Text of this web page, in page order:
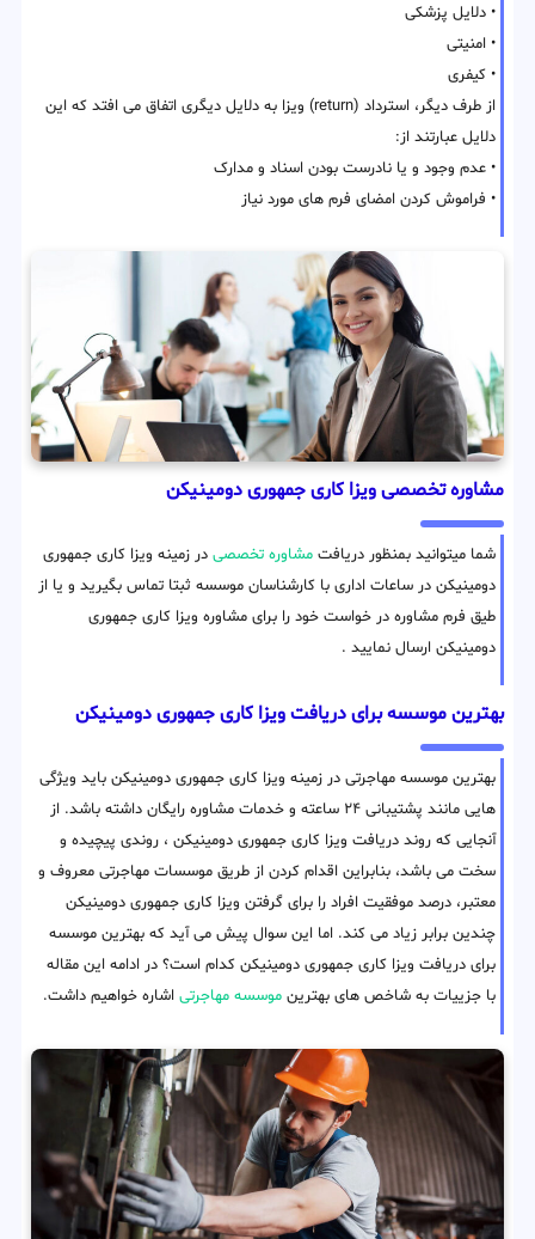
• دلایل پزشکی
• امنیتی
• کیفری
از طرف دیگر، استرداد (return) ویزا به دلایل دیگری اتفاق می افتد که این
دلایل عبارتند از:
• عدم وجود و یا نادرست بودن اسناد و مدارک
• فراموش کردن امضای فرم های مورد نیاز
مشاوره تخصصی ویزا کاری جمهوری دومینیکن
شما میتوانید بمنظور دریافت مشاوره تخصصی در زمینه ویزا کاری جمهوری
دومینیکن در ساعات اداری با کارشناسان موسسه ثبتا تماس بگیرید و یا از
طیق فرم مشاوره در خواست خود را برای مشاوره ویزا کاری جمهوری
دومینیکن ارسال نمایید .
بهترین موسسه برای دریافت ویزا کاری جمهوری دومینیکن
بهترین موسسه مهاجرتی در زمینه ویزا کاری جمهوری دومینیکن باید ویژگی
هایی مانند پشتیبانی ۲۴ ساعته و خدمات مشاوره رایگان داشته باشد. از
آنجایی که روند دریافت ویزا کاری جمهوری دومینیکن ، روندی پیچیده و
سخت می باشد، بنابراین اقدام کردن از طریق موسسات مهاجرتی معروف و
معتبر، درصد موفقیت افراد را برای گرفتن ویزا کاری جمهوری دومینیکن
چندین برابر زیاد می کند. اما این سوال پیش می آید که بهترین موسسه
برای دریافت ویزا کاری جمهوری دومینیکن کدام است؟ در ادامه این مقاله
با جزییات به شاخص های بهترین موسسه مهاجرتی اشاره خواهیم داشت.